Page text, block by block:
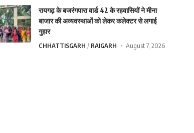
रायगढ़ के बजरंगपारा वार्ड 42 के रहवासियों ने मीना
बाजार की अव्यवस्थाओं को लेकर कलेक्टर से लगाई
गुहार
CHHATTISGARH RAIGARH August 7, 2026